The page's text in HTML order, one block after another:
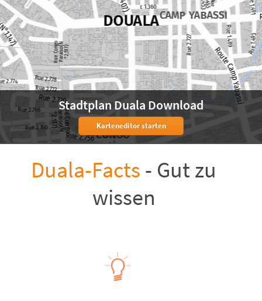
Stadtplan Duala Download
Karteneditor starten
Duala-Facts - Gut zu
wissen